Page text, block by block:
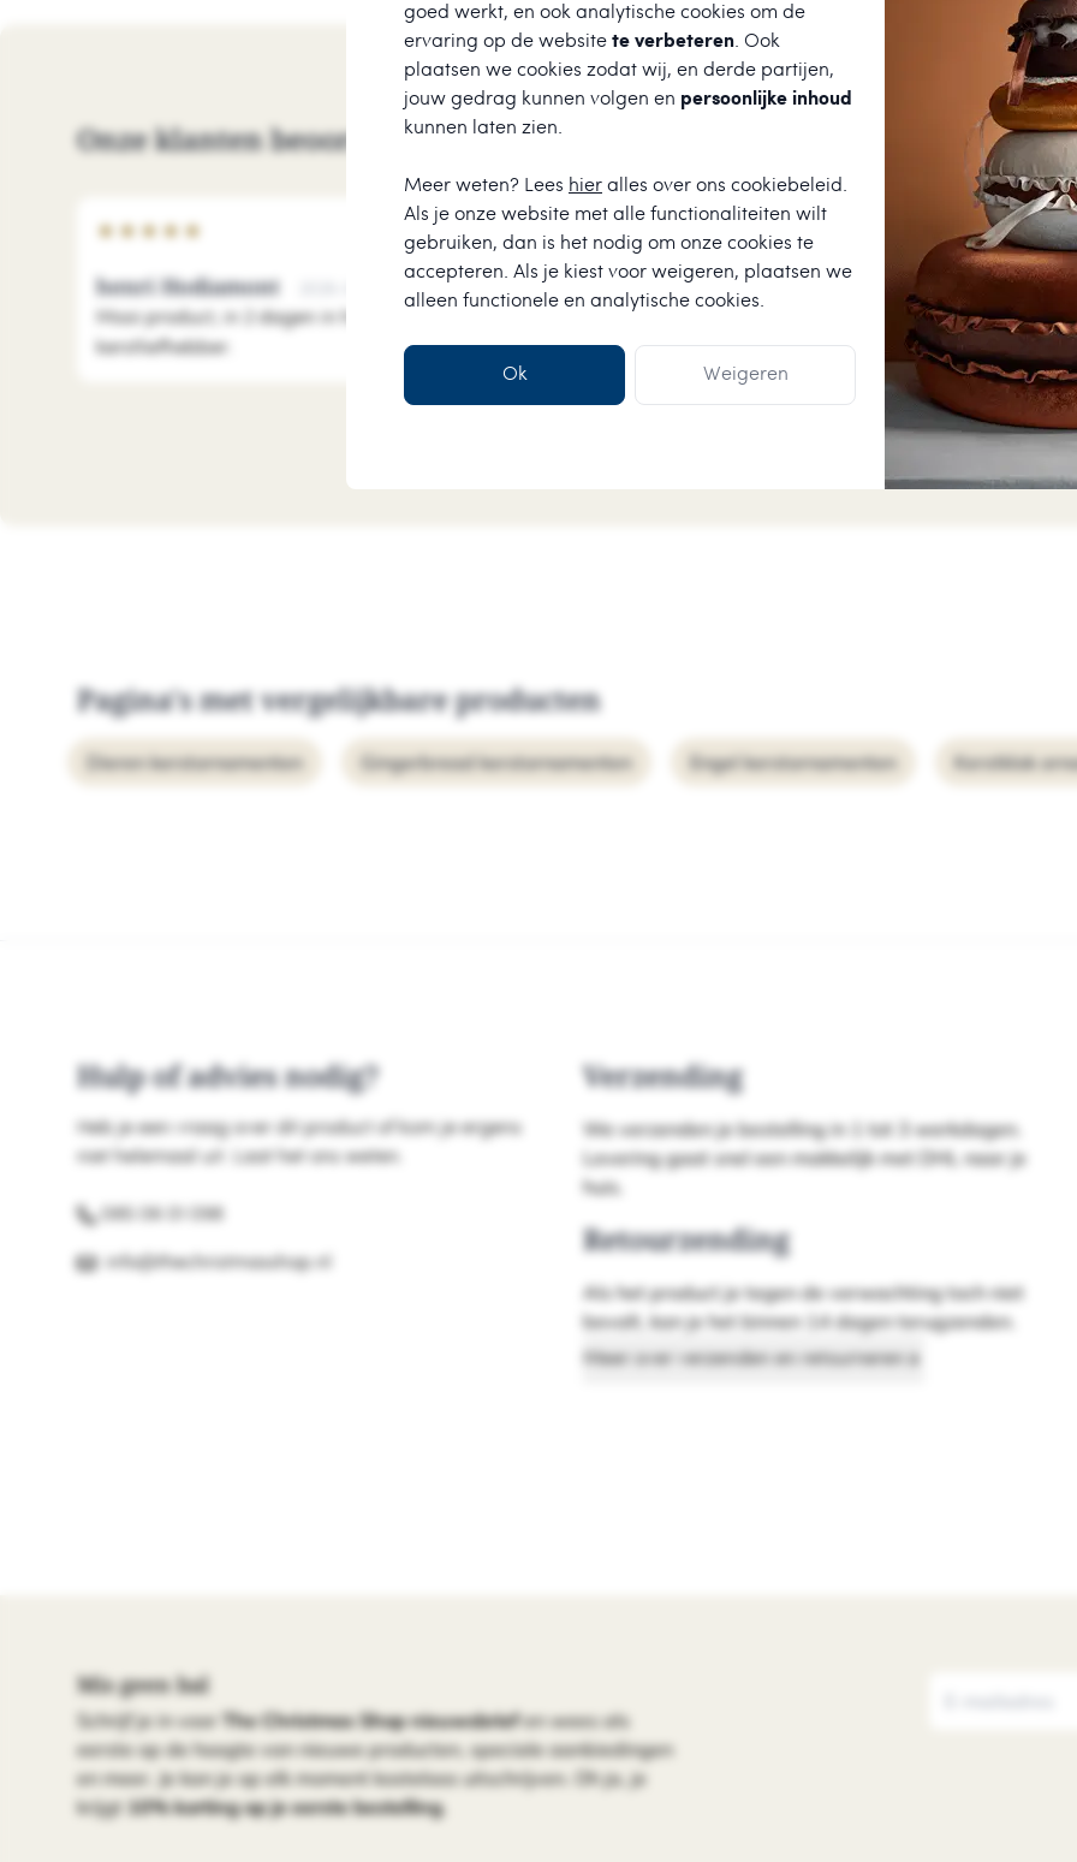
goed werkt, en ook analytische cookies om de
ervaring op de website te verbeteren. Ook
plaatsen we cookies zodat wij, en derde partijen,
jouw gedrag kunnen volgen en persoonlijke inhoud
kunnen laten zien.
Meer weten? Lees hier alles over ons cookiebeleid.
Als je onze website met alle functionaliteiten wilt
gebruiken, dan is het nodig om onze cookies te
accepteren. Als je kiest voor weigeren, plaatsen we
alleen functionele en analytische cookies.
Ok Weigeren
Onze klanten beoordelen ons met een
★ ★ ★ ★ ★
henri Hodiamont
Mooi product, in 2 dagen in huis. Leuk uitgebreid assortiment voor een
kerstliefhebber.
★
Anneke van der
Vlotte levering,
kaartje bij zat.
Pagina's met vergelijkbare producten
Dieren kerstornamenten Gingerbread kerstornamenten Engel kerstornamenten Kerstklok
Hulp of advies nodig?
Heb je een vraag over dit product of kom je ergens
niet helemaal uit. Laat het ons weten.
info@thechristmasshop.nl
Verzending
We verzenden je bestelling in 1 tot 3 werkdagen.
Levering gaat snel een makkelijk met DHL naar je
huis.
Retourzending
Als het product je tegen de verwachting toch niet
bevalt, kan je het binnen 14 dagen terugzenden.
Meer over verzenden en retourneren
Mis geen bal
Schrijf je in voor The Christmas Shop nieuwsbriefen wees als
eerste op de hoogte van nieuwe producten, speciale aanbiedingen
en meer. Je kan je op elk moment kosteloos uitschrijven. Oh ja, je
krijgt 10% korting op je eerste bestelling.